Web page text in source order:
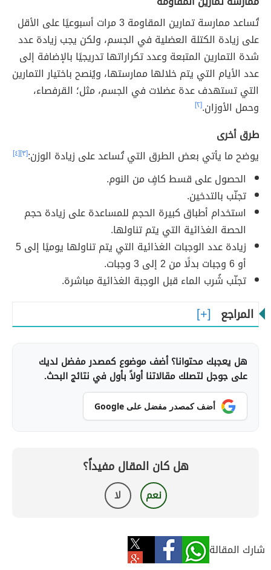
تُساعد ممارسة تمارين المقاومة 3 مرات أسبوعيًا على الأقل
على زيادة الكتلة العضلية في الجسم، ولكن يجب زيادة عدد
شدة التمارين المتبعة وعدد تكراراتها تدريجيًا بالإضافة إلى
عدد الأيام التي يتم خلالها ممارستها، ويُنصح باختيار التمارين
التي تستهدف عدة عضلات في الجسم، مثل؛ القرفصاء،
وحمل الأوزان.[٢]
طرق أخرى
يوضح ما يأتي بعض الطرق التي تُساعد على زيادة الوزن:[٣] [٤]
الحصول على قسط كافٍ من النوم.
تجنّب بالتدخين.
استخدام أطباق كبيرة الحجم للمساعدة على زيادة حجم
الحصة الغذائية التي يتم تناولها.
زيادة عدد الوجبات الغذائية التي يتم تناولها يوميًا إلى 5
أو 6 وجبات بدلًا من 2 إلى 3 وجبات.
تجنّب شُرب الماء قبل الوجبة الغذائية مباشرة.
المراجع
هل يعجبك محتوانا؟ أضف موضوع كمصدر مفضل لديك
على جوجل لتصلك مقالاتنا أولاً بأول في نتائج البحث.
أضف كمصدر مفضل على Google
هل كان المقال مفيداً؟
نعم لا
شارك المقالة